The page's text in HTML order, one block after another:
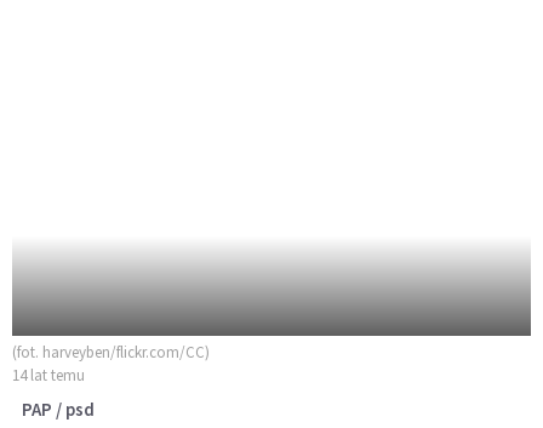
(fot. harveyben/flickr.com/CC)
14 lat temu
PAP / psd